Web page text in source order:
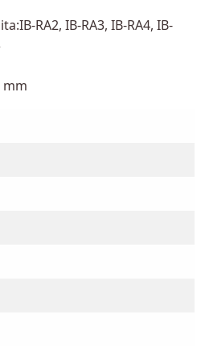
RA2, IB-RA3, IB-RA4, IB-
mm